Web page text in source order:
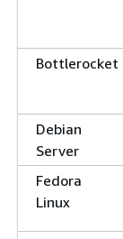
Bottlerocket
Debian
Server
Fedora
Linux